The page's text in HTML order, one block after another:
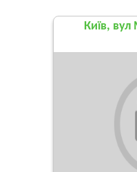
Київ, вул